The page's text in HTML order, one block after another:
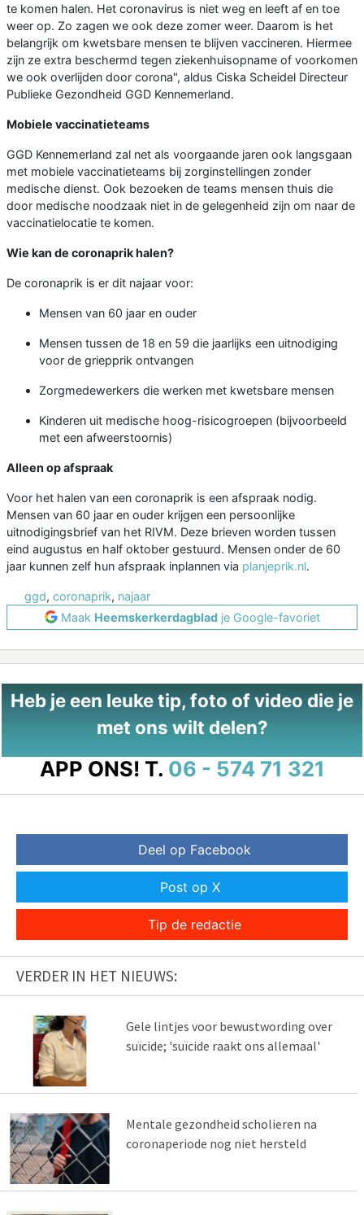
te komen halen. Het coronavirus is niet weg en leeft af en toe
weer op. Zo zagen we ook deze zomer weer. Daarom is het
belangrijk om kwetsbare mensen te blijven vaccineren. Hiermee
zijn ze extra beschermd tegen ziekenhuisopname of voorkomen
we ook overlijden door corona", aldus Ciska Scheidel Directeur
Publieke Gezondheid GGD Kennemerland.
Mobiele vaccinatieteams
GGD Kennemerland zal net als voorgaande jaren ook langsgaan
met mobiele vaccinatieteams bij zorginstellingen zonder
medische dienst. Ook bezoeken de teams mensen thuis die
door medische noodzaak niet in de gelegenheid zijn om naar de
vaccinatielocatie te komen.
Wie kan de coronaprik halen?
De coronaprik is er dit najaar voor:
Mensen van 60 jaar en ouder
Mensen tussen de 18 en 59 die jaarlijks een uitnodiging
voor de griepprik ontvangen
Zorgmedewerkers die werken met kwetsbare mensen
Kinderen uit medische hoog-risicogroepen (bijvoorbeeld
met een afweerstoornis)
Alleen op afspraak
Voor het halen van een coronaprik is een afspraak nodig.
Mensen van 60 jaar en ouder krijgen een persoonlijke
uitnodigingsbrief van het RIVM. Deze brieven worden tussen
eind augustus en half oktober gestuurd. Mensen onder de 60
jaar kunnen zelf hun afspraak inplannen via planjeprik.nl.
ggd, coronaprik, najaar
Maak Heemskerkerdagbladje Google-favoriet
Heb je een leuke tip, foto of video die je
met ons wilt delen?
APP ONS! T. 06 - 574 71 321
Deel op Facebook
Post op X
Tip de redactie
VERDER IN HET NIEUWS:
Gele lintjes voor bewustwording over
suïcide; 'suïcide raakt ons allemaal'
Mentale gezondheid scholieren na
coronaperiode nog niet hersteld